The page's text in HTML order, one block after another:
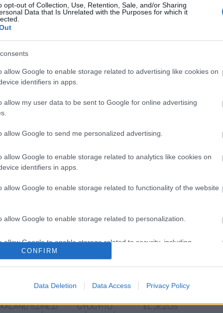
opt-out of Collection, Use, Retention, Sale, and/or Sharing
Data that Is Unrelated with the Purposes for which it
allow Google to enable storage related to advertising like cookies on
identifiers in apps.
allow my user data to be sent to Google for online advertising
allow Google to send me personalized advertising.
allow Google to enable storage related to analytics like cookies on
identifiers in apps.
allow Google to enable storage related to functionality of the website
allow Google to enable storage related to personalization.
allow Google to enable storage related to security, including
functionality and fraud prevention, and other user protection.
CONFIRM
Data Deletion Data Access Privacy Policy
között kiadott gyermek- és ifjúsági irodalom
az egy évben kiadott gyerekkönyvek száma, a
nőtt a 6-14 éveseknek szóló könyvek aránya
kal. Ám a kiadott könyvek csaknem 60%-a
készült a vizsgált időszakban. Pedig ahogy az
a célcsoportnak szóló könyv rá tudja
az olvasásra.
olyan könyvek, melyek elolvasása trendi a
módon is fenn kell tartani. Ebben segítenek
kampányok, mint amilyen az Oktatáskutató
Könyvtár és Múzeum által létrehozott
olvasson.
KALAND SZÍNEZI
GYÓGYÍTÓ
EL JÉZUS